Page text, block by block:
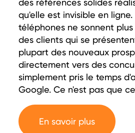
des références solides
qu'elle est invisible en ligne.
téléphones ne sonnent
des clients qui se
plupart des nouveaux
directement vers des
simplement pris le temps
Google. Ce n'est pas que
En savoir plus